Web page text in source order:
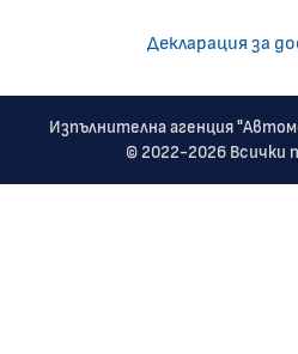
Декларация за
Изпълнителна агенция
© 2022-2026 Всички